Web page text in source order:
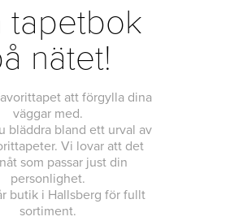
tapetbok
nätet!
att förgylla dina
väggar med.
bläddra bland ett urval av
Vi lovar att det
som passar just din
personlighet.
butik i Hallsberg för fullt
sortiment.